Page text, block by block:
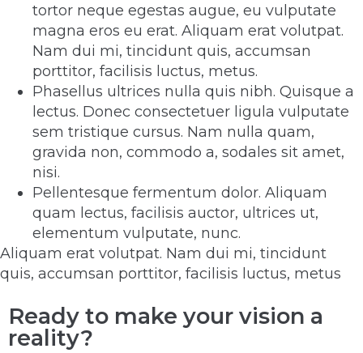
tortor neque egestas augue, eu vulputate
magna eros eu erat. Aliquam erat volutpat.
Nam dui mi, tincidunt quis, accumsan
porttitor, facilisis luctus, metus.
Phasellus ultrices nulla quis nibh. Quisque a
lectus. Donec consectetuer ligula vulputate
sem tristique cursus. Nam nulla quam,
gravida non, commodo a, sodales sit amet,
nisi.
Pellentesque fermentum dolor. Aliquam
quam lectus, facilisis auctor, ultrices ut,
elementum vulputate, nunc.
Aliquam erat volutpat. Nam dui mi, tincidunt
quis, accumsan porttitor, facilisis luctus, metus
Ready to make your vision a
reality?